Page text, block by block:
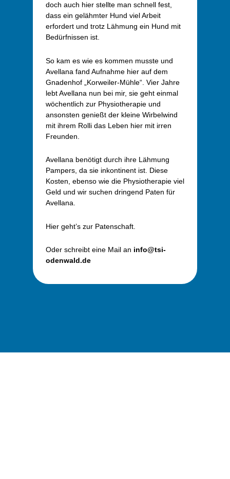
doch auch hier stellte man schnell fest,
dass ein gelähmter Hund viel Arbeit
erfordert und trotz Lähmung ein Hund mit
Bedürfnissen ist.
So kam es wie es kommen musste und
Avellana fand Aufnahme hier auf dem
Gnadenhof „Korweiler-Mühle“. Vier Jahre
lebt Avellana nun bei mir, sie geht einmal
wöchentlich zur Physiotherapie und
ansonsten genießt der kleine Wirbelwind
mit ihrem Rolli das Leben hier mit irren
Freunden.
Avellana benötigt durch ihre Lähmung
Pampers, da sie inkontinent ist. Diese
Kosten, ebenso wie die Physiotherapie viel
Geld und wir suchen dringend Paten für
Avellana.
Hier geht’s zur Patenschaft.
Oder schreibt eine Mail an info@tsi-
odenwald.de